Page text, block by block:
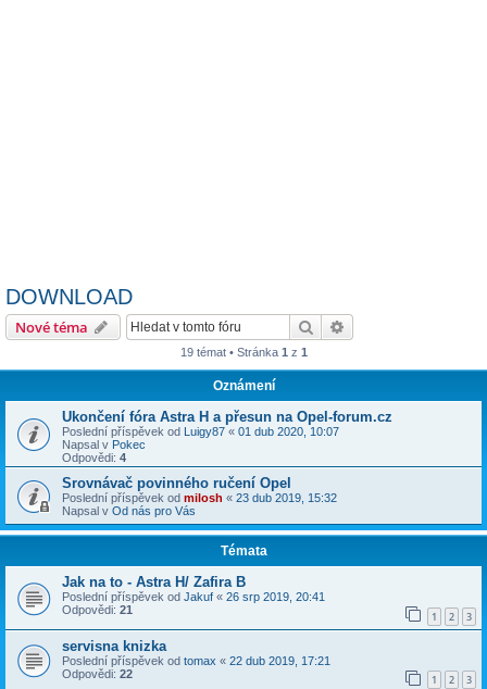
DOWNLOAD
Nové téma Hledat
19 témat • Stránka 1 z 1
Oznámení
Ukončení fóra Astra H a přesun na Opel-forum.cz
Poslední příspěvek od Luigy87 « 01 dub 2020, 10:07
Napsal v Pokec
Odpovědi: 4
Srovnávač povinného ručení Opel
Poslední příspěvek od milosh « 23 dub 2019, 15:32
Napsal v Od nás pro Vás
Témata
Jak na to - Astra H/ Zafira B
Poslední příspěvek od Jakuf « 26 srp 2019, 20:41
Odpovědi: 21 1 2 3
servisna knizka
Poslední příspěvek od tomax « 22 dub 2019, 17:21
Odpovědi: 22 1 2 3